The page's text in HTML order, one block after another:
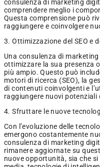
consulenza di marketing
comprendere meglio i
Questa comprensione può
raggiungere e coinvolgere
3. Ottimizzazione del SEO e
Una consulenza di
ottimizzare la sua presenza
più ampio. Questo può
motori di ricerca (SEO), la
di contenuti coinvolgenti e
raggiungere nuovi potenziali
4. Sfruttare le nuove
Con l’evoluzione delle
emergono costantemente
consulenza di marketing
rimanere aggiornate su
nuove opportunità, sia che